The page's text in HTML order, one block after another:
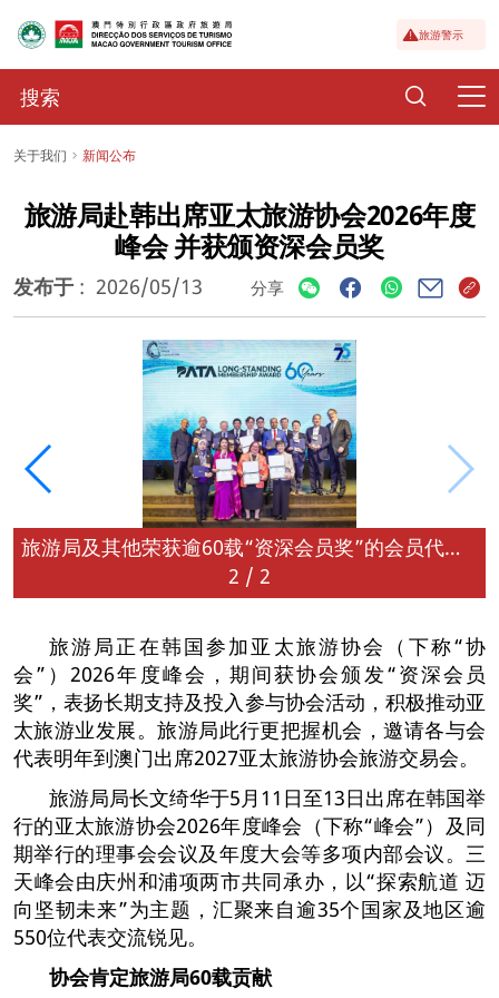
旅游警示
关于我们 新闻公布
旅游局赴韩出席亚太旅游协会2026年度
峰会 并获颁资深会员奖
发布于 : 2026/05/13 分享
旅游局及其他荣获逾60载“资深会员奖”的会员代表与协会首席执行官及主席合照
2 / 2
旅游局正在韩国参加亚太旅游协会（下称“协
会”）2026年度峰会，期间获协会颁发“资深会员
奖”，表扬长期支持及投入参与协会活动，积极推动亚
太旅游业发展。旅游局此行更把握机会，邀请各与会
代表明年到澳门出席2027亚太旅游协会旅游交易会。
旅游局局长文绮华于5月11日至13日出席在韩国举
行的亚太旅游协会2026年度峰会（下称“峰会”）及同
期举行的理事会会议及年度大会等多项内部会议。三
天峰会由庆州和浦项两市共同承办，以“探索航道 迈
向坚韧未来”为主题，汇聚来自逾35个国家及地区逾
550位代表交流锐见。
协会肯定旅游局60载贡献